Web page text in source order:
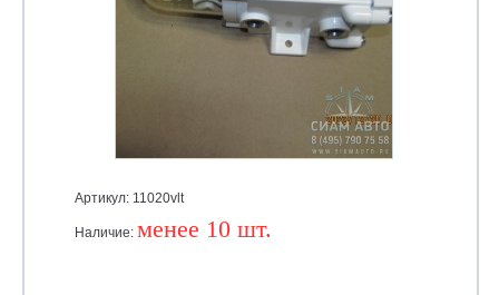
Артикул: 11020vlt
Наличие: менее 10 шт.